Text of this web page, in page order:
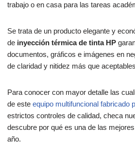
trabajo o en casa para las tareas
Se trata de un producto elegante y
de inyección térmica de tinta HP
documentos, gráficos e imágenes en
de claridad y nitidez más que
Para conocer con mayor detalle las
de este equipo multifuncional fabricado
estrictos controles de calidad, checa
descubre por qué es una de las
año.